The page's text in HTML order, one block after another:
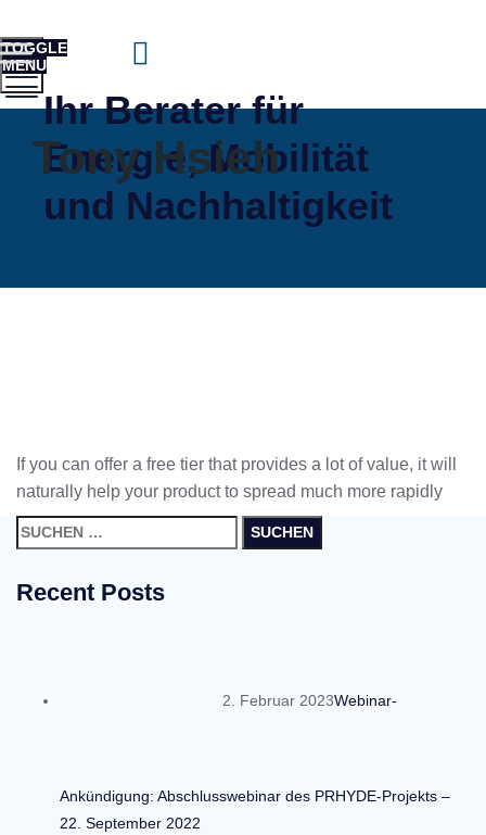
Ihr Berater für
Energie, Mobilität
und Nachhaltigkeit
TOGGLE
MENU
Tony Hsieh
If you can offer a free tier that provides a lot of value, it will
naturally help your product to spread much more rapidly
Suchen
nach:
Recent Posts
2. Februar 2023Webinar-
Ankündigung: Abschlusswebinar des PRHYDE-Projekts –
22. September 2022